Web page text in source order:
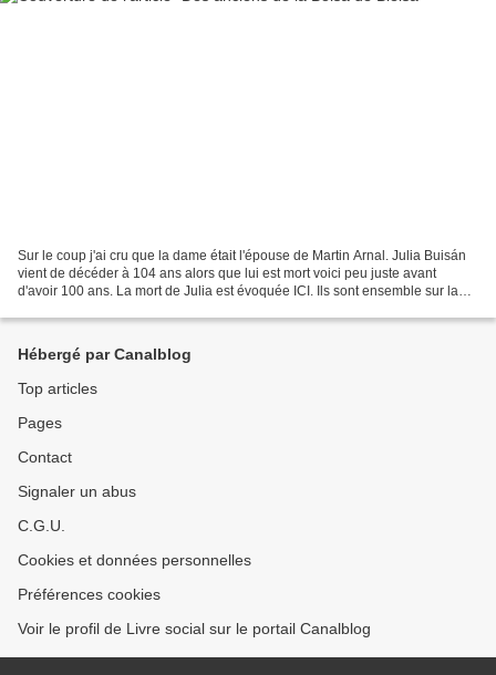
Sur le coup j'ai cru que la dame était l'épouse de Martin Arnal. Julia Buisán
vient de décéder à 104 ans alors que lui est mort voici peu juste avant
d'avoir 100 ans. La mort de Julia est évoquée ICI. Ils sont ensemble sur la
Hébergé par Canalblog
Top articles
Pages
Contact
Signaler un abus
C.G.U.
Cookies et données personnelles
Préférences cookies
Voir le profil de Livre social sur le portail Canalblog